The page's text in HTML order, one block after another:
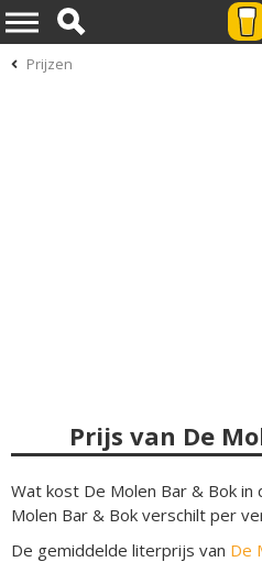
Prijzen
Prijs van De
Wat kost De Molen Bar & Bok in
Molen Bar & Bok verschilt per
De gemiddelde literprijs van De